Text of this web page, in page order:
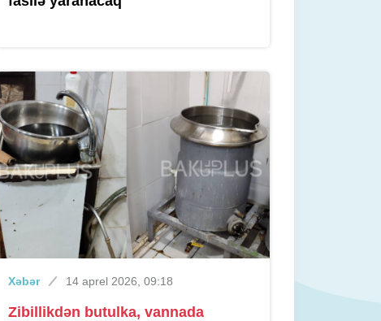
Xəbər 14 aprel 2026, 09:18
Zibillikdən butulka, vannada